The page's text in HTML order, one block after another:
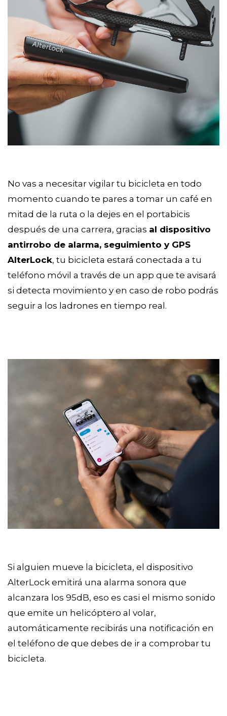
No vas a necesitar vigilar tu bicicleta en todo
momento cuando te pares a tomar un café en
mitad de la ruta o la dejes en el portabicis
después de una carrera, gracias al dispositivo
antirrobo de alarma, seguimiento y GPS
AlterLock, tu bicicleta estará conectada a tu
teléfono móvil a través de un app que te avisará
si detecta movimiento y en caso de robo podrás
seguir a los ladrones en tiempo real.
Si alguien mueve la bicicleta, el dispositivo
AlterLock emitirá una alarma sonora que
alcanzara los 95dB, eso es casi el mismo sonido
que emite un helicóptero al volar,
automáticamente recibirás una notificación en
el teléfono de que debes de ir a comprobar tu
bicicleta.